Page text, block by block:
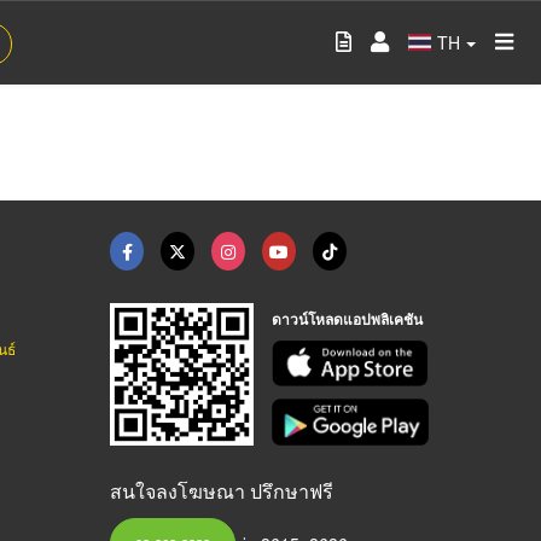
TH
ธ์
ดาวน์โหลดแอปพลิเคชัน
สนใจลงโฆษณา ปรึกษาฟรี